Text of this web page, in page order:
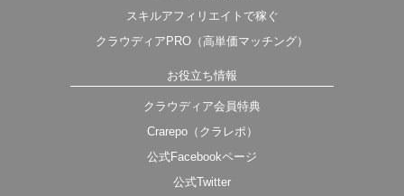
スキルアフィリエイトで稼ぐ
クラウディアPRO（高単価マッチング）
お役立ち情報
クラウディア会員特典
Crarepo（クラレポ）
公式Facebookページ
公式Twitter